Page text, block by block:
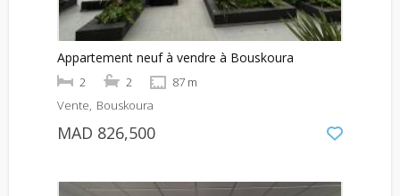
Appartement neuf à vendre à Bouskoura
2 2
87 m
Vente Bouskoura
MAD 826,500